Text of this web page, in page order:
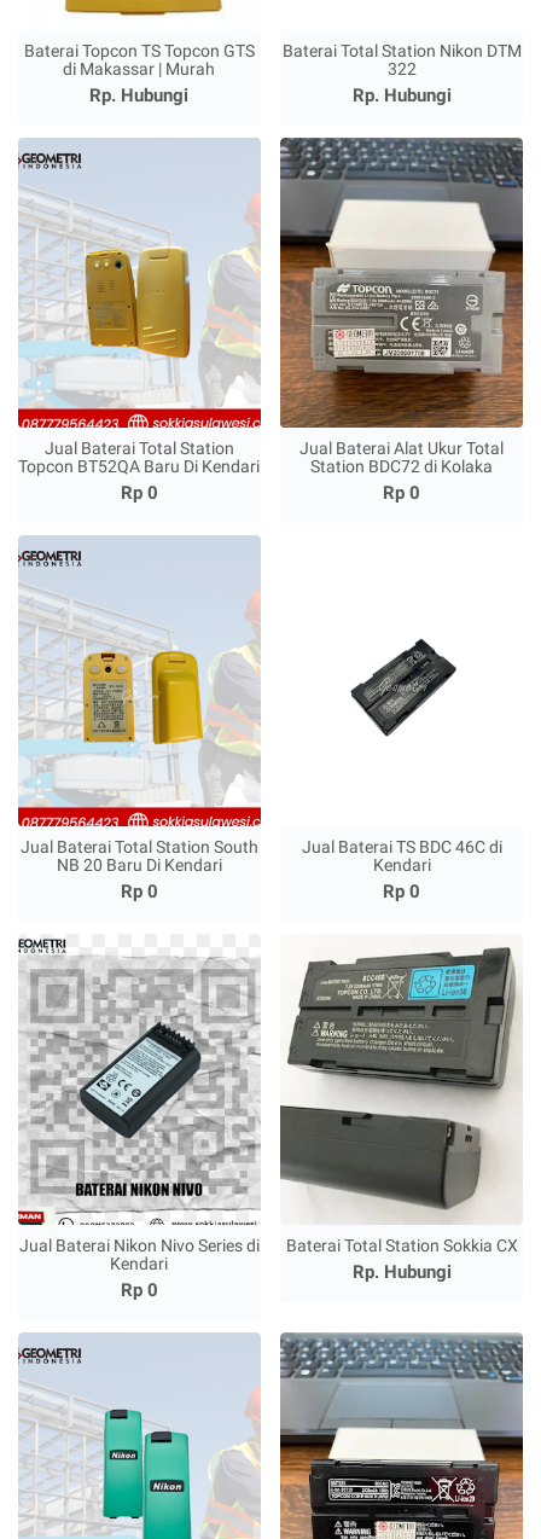
Baterai Topcon TS Topcon GTS
di Makassar | Murah
Rp. Hubungi
Baterai Total Station Nikon DTM
322
Rp. Hubungi
Jual Baterai Total Station
Topcon BT52QA Baru Di Kendari
Rp 0
Jual Baterai Alat Ukur Total
Station BDC72 di Kolaka
Rp 0
Jual Baterai Total Station South
NB 20 Baru Di Kendari
Rp 0
Jual Baterai TS BDC 46C di
Kendari
Rp 0
Jual Baterai Nikon Nivo Series di
Kendari
Rp 0
Baterai Total Station Sokkia CX
Rp. Hubungi